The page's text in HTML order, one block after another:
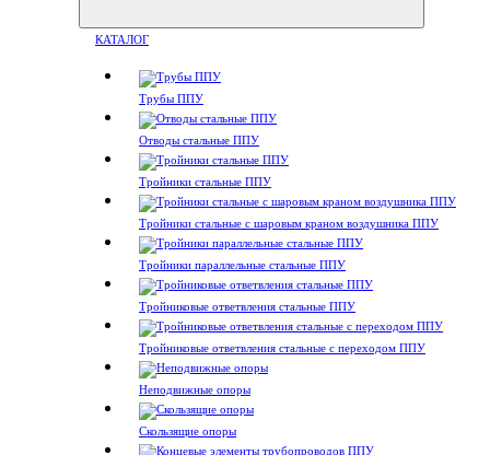
КАТАЛОГ
Трубы ППУ
Отводы стальные ППУ
Тройники стальные ППУ
Тройники стальные с шаровым краном воздушника ППУ
Тройники параллельные стальные ППУ
Тройниковые ответвления стальные ППУ
Тройниковые ответвления стальные с переходом ППУ
Неподвижные опоры
Скользящие опоры